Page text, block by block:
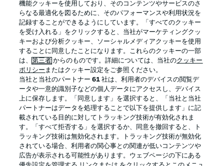
Official Partners
プライバシー・ポリシー 優先設定を管理する
機能クッキーを使用しており、そのコンテンツやサービスのさ
らなる最適化を図るために、そのパフォーマンスや利用状況を
記録することができるようにしています。「すべてのクッキー
を受け入れる」をクリックすると、当社がマーケティングクッ
キーおよび分析クッキー、ソーシャルメディアクッキーを使用
することに同意したことになります。これらのクッキーの一部
は、第三者 からのものです。詳細については、当社のクッキー
ポリシー またはクッキー設定をご参照ください。
当社と当社のパートナー61 社は、利用者のデバイスの閲覧デ
ータや一意的識別子などの個人データにアクセスし、デバイス
上に保存します。「同意します」を選択すると、「当社と当社
パートナーはデータを処理することで以下を提供します」に記
載されている目的に対してトラッキング技術が有効化されま
す。「すべて拒否する」を選択するか、同意を撤回すると、ト
ラッキング技術は無効化されます。トラッキング技術が無効化
されている場合、利用者の関心事との関連が低いコンテンツや
広告が表示される可能性があります。ウェブページの下にある